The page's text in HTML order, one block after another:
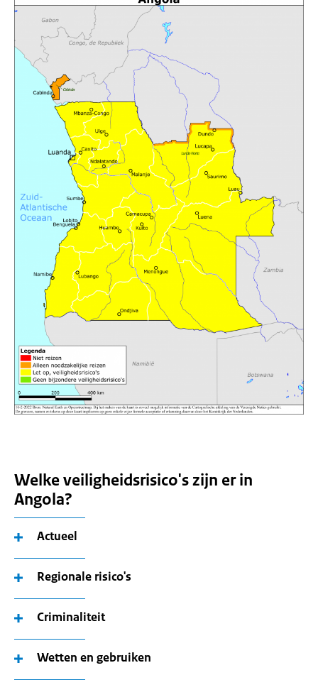
Welke veiligheidsrisico's zijn er in
Angola?
Actueel
Regionale risico's
Criminaliteit
Wetten en gebruiken